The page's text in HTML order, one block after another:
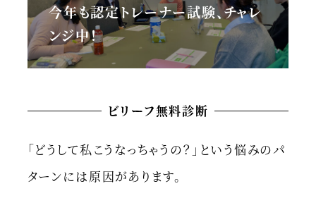
今年も認定トレーナー試験、チャレ
ンジ中！
ビリーフ無料診断
「どうして私こうなっちゃうの？」という悩みのパ
ターンには原因があります。